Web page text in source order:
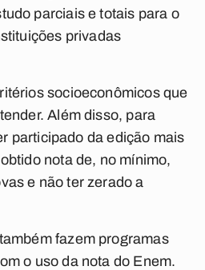
parciais e totais para o
privadas
socioeconômicos que
Além disso, para
participado da edição mais
nota de, no mínimo,
e não ter zerado a
fazem programas
o uso da nota do Enem.